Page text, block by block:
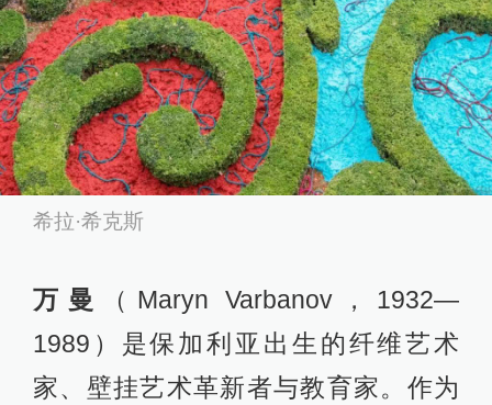
希拉·希克斯
万曼
（Maryn Varbanov，1932—
1989）是保加利亚出生的纤维艺术
家、壁挂艺术革新者与教育家。作为